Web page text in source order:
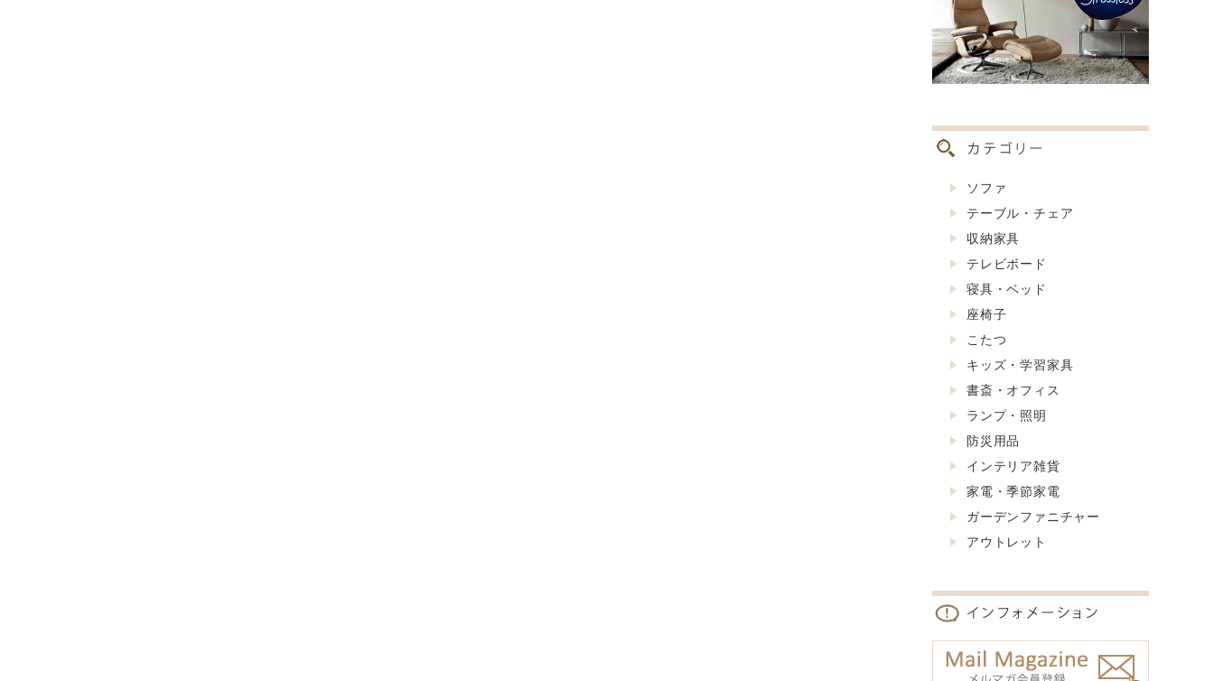
ソファ
テーブル・チェア
収納家具
テレビボード
寝具・ベッド
座椅子
こたつ
キッズ・学習家具
書斎・オフィス
ランプ・照明
防災用品
インテリア雑貨
家電・季節家電
ガーデンファニチャー
アウトレット